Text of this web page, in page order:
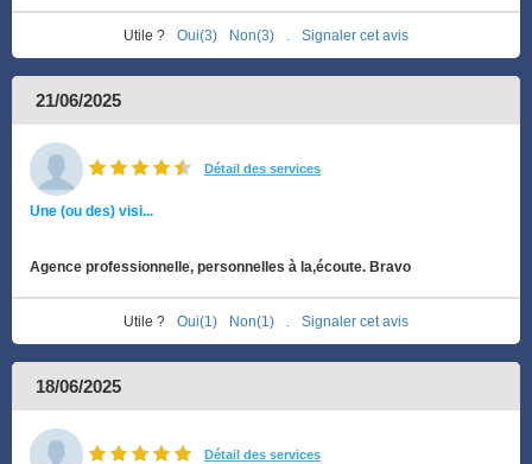
Utile ? Oui(3) Non(3) Signaler cet avis
21/06/2025
Détail des services
Une (ou des) visi...
Agence professionnelle, personnelles à la,écoute. Bravo
Utile ? Oui(1) Non(1) Signaler cet avis
18/06/2025
Détail des services